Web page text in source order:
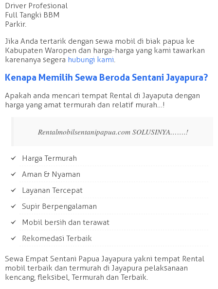
Driver Profesional
Full Tangki BBM
Parkir.
Jika Anda tertarik dengan sewa mobil di biak papua ke
Kabupaten Waropen dan harga-harga yang kami tawarkan
karenanya segera hubungi kami
Kenapa Memilih Sewa Beroda Sentani Jayapura?
Apakah anda mencari tempat Rental di Jayaputa dengan
harga yang amat termurah dan relatif murah…!
Rentalmobilsentanipapua.com SOLUSINYA…….!
Harga Termurah
Aman & Nyaman
Layanan Tercepat
Supir Berpengalaman
Mobil bersih dan terawat
Rekomedasi Terbaik
Sewa Empat Sentani Papua Jayapura yakni tempat Rental
mobil terbaik dan termurah di Jayapura pelaksanaan
kencang, fleksibel, Termurah dan Terbaik.